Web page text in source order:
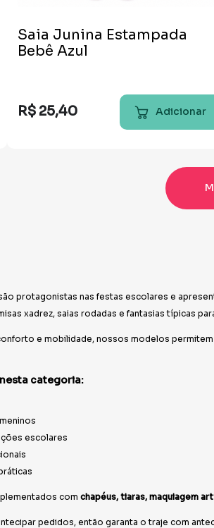
Saia Junina Estampada
Bebê Azul
R$ 25,40 Adicionar
protagonistas nas festas escolares e
xadrez, saias rodadas e fantasias típicas
e mobilidade, nossos modelos
categoria:
escolares
com chapéus, tiaras, maquiagem
pedidos, então garanta o traje com